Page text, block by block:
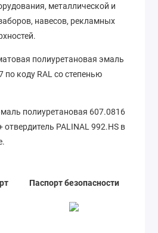
металлической и
навесов, рекламных
полиуретановая эмаль
по коду RAL со степенью
полиуретановая 607.0816
отвердитель PALINAL 992.HS в
Паспорт безопасности